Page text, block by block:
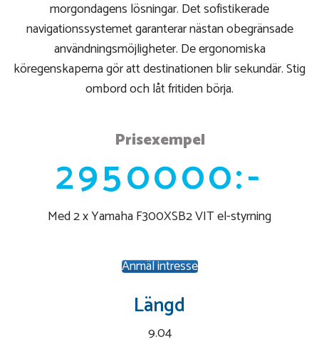
morgondagens lösningar. Det sofistikerade
navigationssystemet garanterar nästan obegränsade
användningsmöjligheter. De ergonomiska
köregenskaperna gör att destinationen blir sekundär. Stig
ombord och låt fritiden börja.
Prisexempel
2950000:-
Med 2 x Yamaha F300XSB2 VIT el-styrning
Anmäl intresse
Längd
9.04